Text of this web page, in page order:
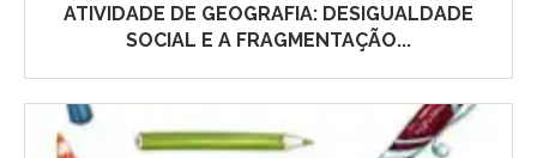
ATIVIDADE DE GEOGRAFIA: DESIGUALDADE
SOCIAL E A FRAGMENTAÇÃO...